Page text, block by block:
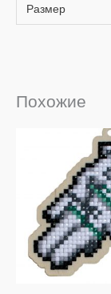
Размер
Похожие